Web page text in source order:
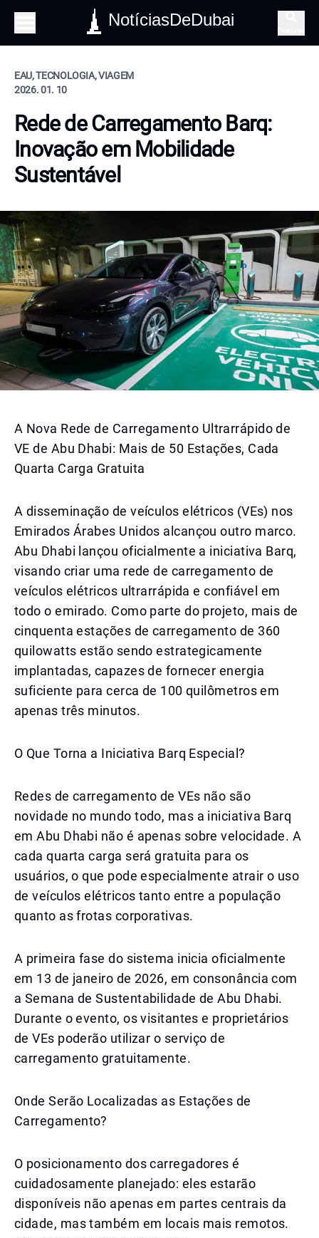
NotíciasDeDubai
EAU, TECNOLOGIA, VIAGEM
2026. 01. 10
Rede de Carregamento Barq:
Inovação em Mobilidade
Sustentável
A Nova Rede de Carregamento Ultrarrápido de
VE de Abu Dhabi: Mais de 50 Estações, Cada
Quarta Carga Gratuita
A disseminação de veículos elétricos (VEs) nos
Emirados Árabes Unidos alcançou outro marco.
Abu Dhabi lançou oficialmente a iniciativa Barq,
visando criar uma rede de carregamento de
veículos elétricos ultrarrápida e confiável em
todo o emirado. Como parte do projeto, mais de
cinquenta estações de carregamento de 360
quilowatts estão sendo estrategicamente
implantadas, capazes de fornecer energia
suficiente para cerca de 100 quilômetros em
apenas três minutos.
O Que Torna a Iniciativa Barq Especial?
Redes de carregamento de VEs não são
novidade no mundo todo, mas a iniciativa Barq
em Abu Dhabi não é apenas sobre velocidade. A
cada quarta carga será gratuita para os
usuários, o que pode especialmente atrair o uso
de veículos elétricos tanto entre a população
quanto as frotas corporativas.
A primeira fase do sistema inicia oficialmente
em 13 de janeiro de 2026, em consonância com
a Semana de Sustentabilidade de Abu Dhabi.
Durante o evento, os visitantes e proprietários
de VEs poderão utilizar o serviço de
carregamento gratuitamente.
Onde Serão Localizadas as Estações de
Carregamento?
O posicionamento dos carregadores é
cuidadosamente planejado: eles estarão
disponíveis não apenas em partes centrais da
cidade, mas também em locais mais remotos.